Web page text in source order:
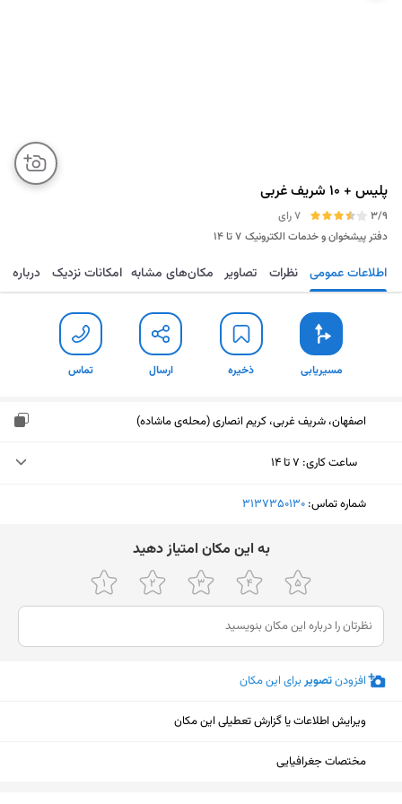
پلیس + 10 شریف غربی
3/9
7 رای
دفتر پیشخوان و خدمات الکترونیک ۷ تا ۱۴
مسیریابی ذخیره ارسال تماس اطلاعات عمومی نظرات تصاویر مکان‌های مشابه امکانات نزدیک درباره
مسیریابی ذخیره ارسال تماس
اصفهان، شریف غربی، کریم انصاری (محله‌ی ماشاده)
ساعت کاری: ۷ تا ۱۴
یکشنبه (امروز)
چهارشنبه
۷ تا ۱۴
پنجشنبه
۷ تا ۱۲
جمعه
شنبه
شماره تماس: ‎3137350130
ﺑﻪ اﯾﻦ ﻣﮑﺎن اﻣﺘﯿﺎز دﻫﯿﺪ
افزودنتصویربرای این مکان
ویرایش اطلاعات یا گزارش تعطیلی این مکان
مختصات جغرافیایی